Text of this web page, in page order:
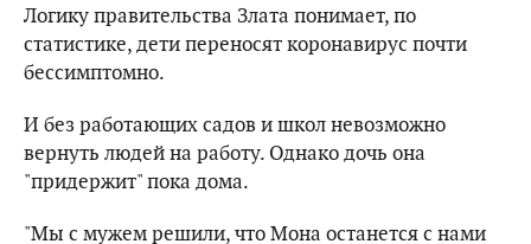
Логику правительства Злата понимает, по
статистике, дети переносят коронавирус почти
бессимптомно.
И без работающих садов и школ невозможно
вернуть людей на работу. Однако дочь она
"придержит" пока дома.
"Мы с мужем решили, что Мона останется с нами